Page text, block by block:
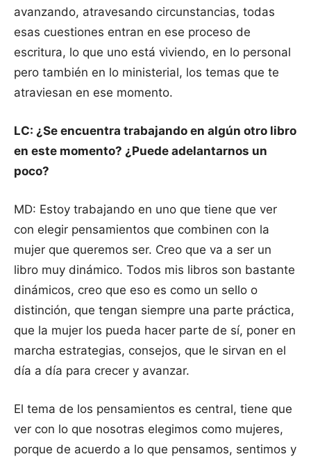
avanzando, atravesando circunstancias, todas
esas cuestiones entran en ese proceso de
escritura, lo que uno está viviendo, en lo personal
pero también en lo ministerial, los temas que te
atraviesan en ese momento.
LC: ¿Se encuentra trabajando en algún otro libro
en este momento? ¿Puede adelantarnos un
poco?
MD: Estoy trabajando en uno que tiene que ver
con elegir pensamientos que combinen con la
mujer que queremos ser. Creo que va a ser un
libro muy dinámico. Todos mis libros son bastante
dinámicos, creo que eso es como un sello o
distinción, que tengan siempre una parte práctica,
que la mujer los pueda hacer parte de sí, poner en
marcha estrategias, consejos, que le sirvan en el
día a día para crecer y avanzar.
El tema de los pensamientos es central, tiene que
ver con lo que nosotras elegimos como mujeres,
porque de acuerdo a lo que pensamos, sentimos y